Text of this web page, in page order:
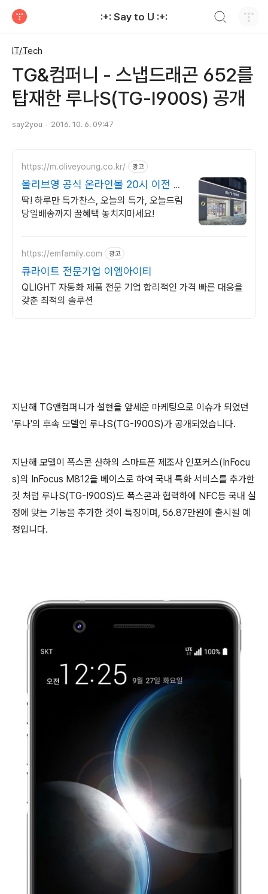
:+: Say to U :+:
IT/Tech
TG&컴퍼니 - 스냅드래곤 652를
탑재한 루나S(TG-I900S) 공개
say2you 2016. 10. 6. 09:47
https://m.oliveyoung.co.kr/ 광고
올리브영 공식 온라인몰 20시 이전 주
문은 오늘드림
딱! 하루만 특가찬스, 오늘의 특가, 오늘드림
당일배송까지 꿀혜택 놓치지마세요!
https://emfamily.com 광고
큐라이트 전문기업 이엠아이티
QLIGHT 자동화 제품 전문 기업 합리적인 가격 빠른 대응을
갖춘 최적의 솔루션
지난해 TG앤컴퍼니가 설현을 앞세운 마케팅으로 이슈가 되었던
'루나'의 후속 모델인 루나S(TG-I900S)가 공개되었습니다.
지난해 모델이 폭스콘 산하의 스마트폰 제조사 인포커스(InFocu
s)의 InFocus M812을 베이스로 하여 국내 특화 서비스를 추가한
것 처럼 루나S(TG-I900S)도 폭스콘과 협력하에 NFC등 국내 실
정에 맞는 기능을 추가한 것이 특징이며, 56.87만원에 출시될 예
정입니다.